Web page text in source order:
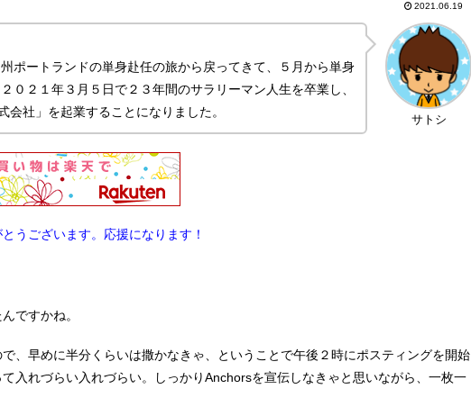
2021.06.19
サトシ
ポートランドの単身赴任の旅から戻ってきて、５月から単身
０２１年３月５日で２３年間のサラリーマン人生を卒業し、
社」を起業することになりました。
うございます。応援になります！
ですかね。
、早めに半分くらいは撒かなきゃ、ということで午後２時にポスティングを開始
入れづらい入れづらい。しっかりAnchorsを宣伝しなきゃと思いながら、一枚一